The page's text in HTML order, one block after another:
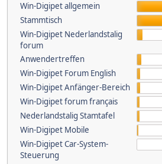
Win-Digipet allgemein
Stammtisch
Win-Digipet Nederlandstalig
forum
Anwendertreffen
Win-Digipet Forum English
Win-Digipet Anfänger-Bereich
Win-Digipet forum français
Nederlandstalig Stamtafel
Win-Digipet Mobile
Win-Digipet Car-System-
Steuerung